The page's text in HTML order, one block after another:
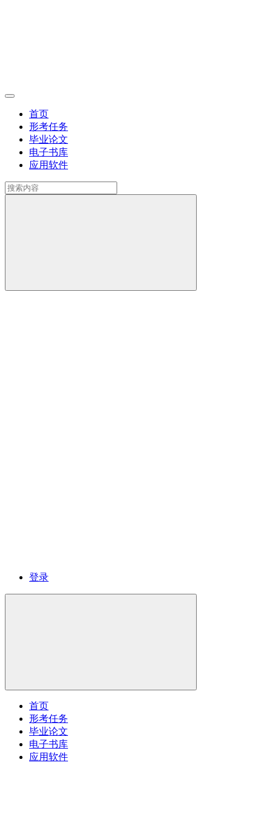
首页
形考任务
毕业论文
电子书库
应用软件
登录
首页
形考任务
毕业论文
电子书库
应用软件